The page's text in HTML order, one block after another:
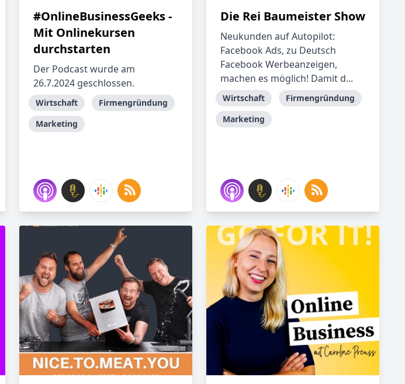
#OnlineBusinessGeeks -
Mit Onlinekursen
durchstarten
Der Podcast wurde am
26.7.2024 geschlossen.
Wirtschaft
Firmengründung
Marketing
Die Rei Baumeister Show
Neukunden auf Autopilot:
Facebook Ads, zu Deutsch
Facebook Werbeanzeigen,
machen es möglich! Damit d...
Wirtschaft
Firmengründung
Marketing